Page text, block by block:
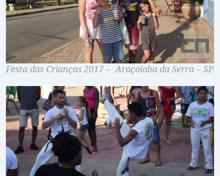
Festa das Crianças 2017 – Araçoiaba da Serra – SP